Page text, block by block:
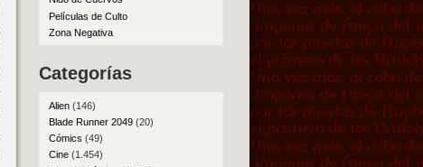
Películas de Culto
Zona Negativa
Categorías
Alien(146)
Blade Runner 2049(20)
Cómics (49)
Cine(1.454)